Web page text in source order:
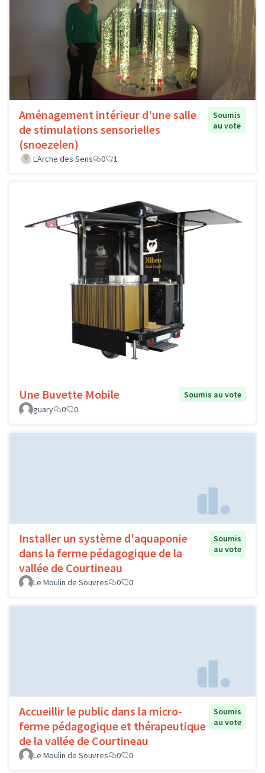
Aménagement intérieur d'une salle
de stimulations sensorielles
(snoezelen)
Soumis
au vote
L'Arche des Sens 0 1
Une Buvette Mobile
Soumis au vote
guary
0 0
Installer un système d'aquaponie
dans la ferme pédagogique de la
vallée de Courtineau
Soumis
au vote
Le Moulin de Souvres 0 0
Accueillir le public dans la micro-
ferme pédagogique et thérapeutique
de la vallée de Courtineau
Soumis
au vote
Le Moulin de Souvres 0 0